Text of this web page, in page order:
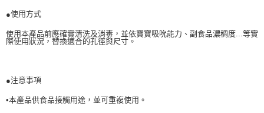
●使用方式
使用本產品前應確實清洗及消毒，並依寶寶吸吮能力、副食品濃稠度...等實
際使用狀況，替換適合的孔徑與尺寸。
●注意事項
•本產品供食品接觸用途，並可重複使用。